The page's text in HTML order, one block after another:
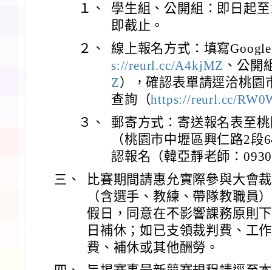
１、
學生組、公開組：即日起
即截止。
２、
線上報名方式：填寫
s://reurl.cc/A4kjMZ 、公開
Z），確認表單請逕洽桃園
查詢（https://reurl.cc/
３、
郵寄方式：寄送報名表至
（桃園市中壢區興仁路2
認報名（韓亞靜老師：
三、
比賽期間請惠允實際參與大會
（含選手、教練、帶隊教職員
假日，同意在不影響課務原則
日補休；如已支領裁判費、工
費、補休或其他酬勞。